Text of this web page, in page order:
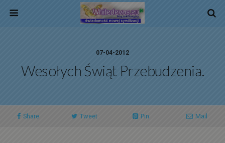
07-04-2012
Wesołych Świąt Przebudzenia.
Share Tweet Pin Mail